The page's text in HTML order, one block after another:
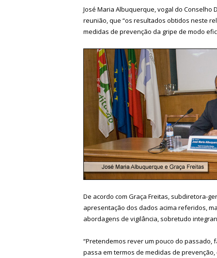
José Maria Albuquerque, vogal do
reunião, que “os resultados obtidos neste
medidas de prevenção da gripe de modo
De acordo com Graça Freitas, subdiretora-
apresentação dos dados acima referidos,
abordagens de vigilância, sobretudo
“Pretendemos rever um pouco do
passa em termos de medidas de